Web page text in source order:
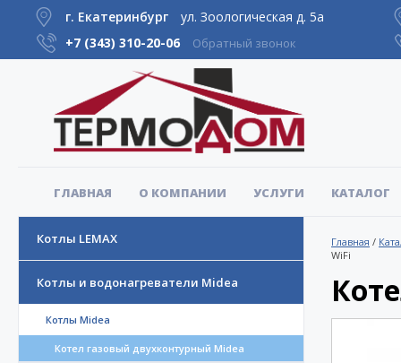
г. Екатеринбург
ул. Зоологическая д. 5а
+7 (343) 310-20-06 Обратный звонок
ГЛАВНАЯ О КОМПАНИИ УСЛУГИ КАТАЛОГ
Котлы LEMAX
Котлы и водонагреватели Midea
Котлы Midea
Котел газовый двухконтурный Midea
Главная /
WiFi